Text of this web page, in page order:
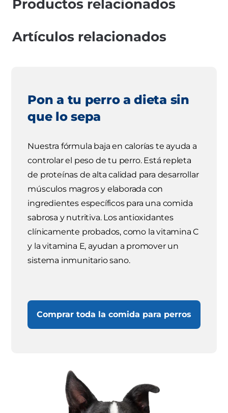
Productos relacionados
Artículos relacionados
Pon a tu perro a dieta sin
que lo sepa
Nuestra fórmula baja en calorías te ayuda a
controlar el peso de tu perro. Está repleta
de proteínas de alta calidad para desarrollar
músculos magros y elaborada con
ingredientes específicos para una comida
sabrosa y nutritiva. Los antioxidantes
clínicamente probados, como la vitamina C
y la vitamina E, ayudan a promover un
sistema inmunitario sano.
Comprar toda la comida para perros